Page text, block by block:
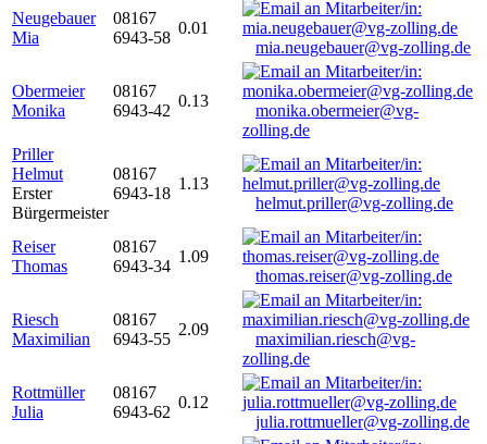
Neugebauer
Mia
08167
6943-58
0.01
mia.neugebauer@vg-zolling.de
Obermeier
Monika
08167
6943-42
0.13
monika.obermeier@vg-
zolling.de
Priller
Helmut
Erster
Bürgermeister
08167
6943-18
1.13
helmut.priller@vg-zolling.de
Reiser
Thomas
08167
6943-34
1.09
thomas.reiser@vg-zolling.de
Riesch
Maximilian
08167
6943-55
2.09
maximilian.riesch@vg-
zolling.de
Rottmüller
Julia
08167
6943-62
0.12
julia.rottmueller@vg-zolling.de